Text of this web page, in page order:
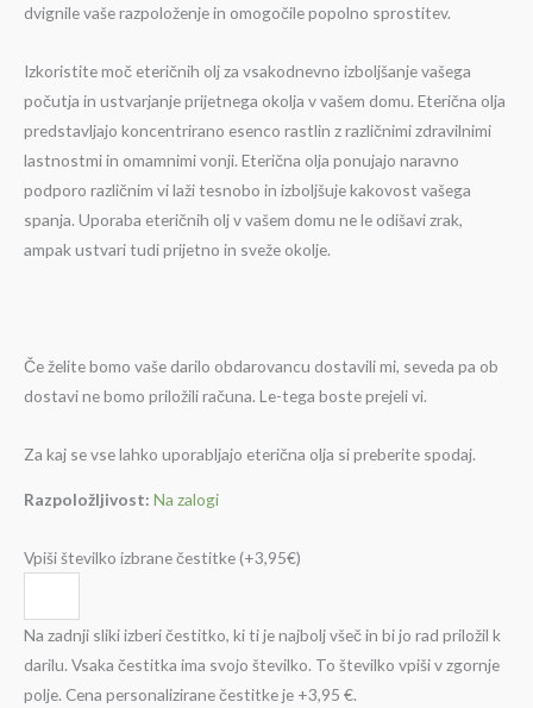
dvignile vaše razpoloženje in omogočile popolno sprostitev.
Izkoristite moč eteričnih olj za vsakodnevno izboljšanje vašega
počutja in ustvarjanje prijetnega okolja v vašem domu. Eterična olja
predstavljajo koncentrirano esenco rastlin z različnimi zdravilnimi
lastnostmi in omamnimi vonji. Eterična olja ponujajo naravno
podporo različnim vi laži tesnobo in izboljšuje kakovost vašega
spanja. Uporaba eteričnih olj v vašem domu ne le odišavi zrak,
ampak ustvari tudi prijetno in sveže okolje.
Če želite bomo vaše darilo obdarovancu dostavili mi, seveda pa ob
dostavi ne bomo priložili računa. Le-tega boste prejeli vi.
Za kaj se vse lahko uporabljajo eterična olja si preberite spodaj.
Razpoložljivost: Na zalogi
Vpiši številko izbrane čestitke(+3,95€)
Na zadnji sliki izberi čestitko, ki ti je najbolj všeč in bi jo rad priložil k
darilu. Vsaka čestitka ima svojo številko. To številko vpiši v zgornje
polje. Cena personalizirane čestitke je +3,95 €.